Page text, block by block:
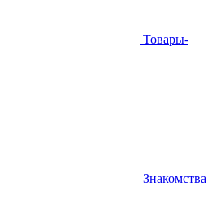
Товары-
Знакомства